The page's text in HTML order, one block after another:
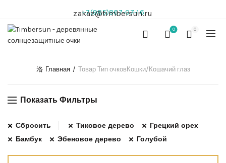
+7(985)867-07-16
zakaz@timbersun.ru
0 0
Главная Товар Тип очков Кошки/Кошачий глаз
Показать Фильтры
Сбросить Тиковое дерево
Грецкий орех
Бамбук
Эбеновое дерево Голубой